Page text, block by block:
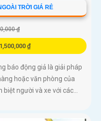
TRỜI GIÁ RẺ
₫
₫
báo động giả là giải pháp
hoặc văn phòng của
biệt người và xe với các...